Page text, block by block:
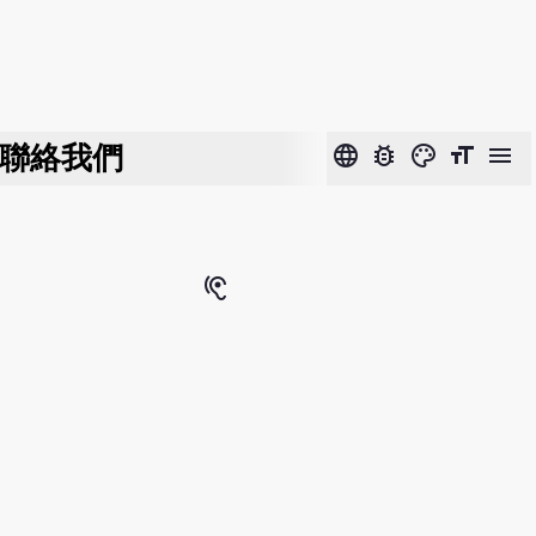
聯絡我們 language bug_report color_lens format_size menu
hearing